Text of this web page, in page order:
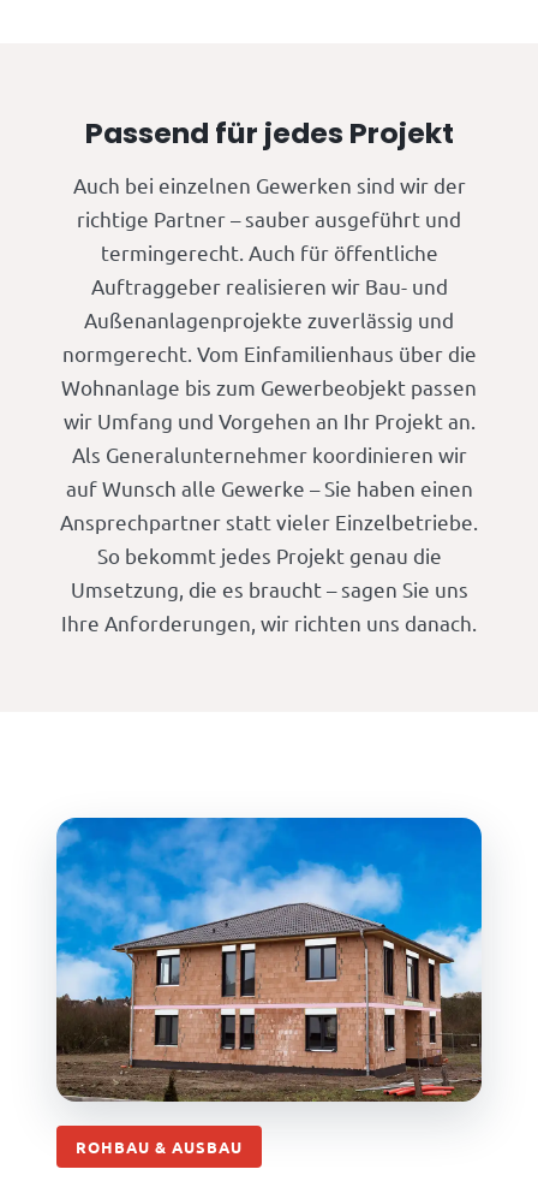
Passend für jedes Projekt
Auch bei einzelnen Gewerken sind wir der
richtige Partner – sauber ausgeführt und
termingerecht. Auch für öffentliche
Auftraggeber realisieren wir Bau- und
Außenanlagenprojekte zuverlässig und
normgerecht. Vom Einfamilienhaus über die
Wohnanlage bis zum Gewerbeobjekt passen
wir Umfang und Vorgehen an Ihr Projekt an.
Als Generalunternehmer koordinieren wir
auf Wunsch alle Gewerke – Sie haben einen
Ansprechpartner statt vieler Einzelbetriebe.
So bekommt jedes Projekt genau die
Umsetzung, die es braucht – sagen Sie uns
Ihre Anforderungen, wir richten uns danach.
ROHBAU & AUSBAU